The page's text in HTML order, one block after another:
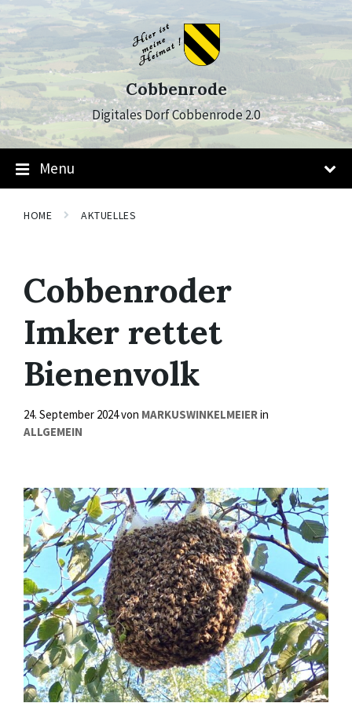
Skip
to
content
Skip
to
main
navigation
Skip
to
footer
Cobbenrode
Digitales Dorf Cobbenrode 2.0
Menu
HOME AKTUELLES
Cobbenroder
Imker rettet
Bienenvolk
24. September 2024von MARKUSWINKELMEIERin
ALLGEMEIN